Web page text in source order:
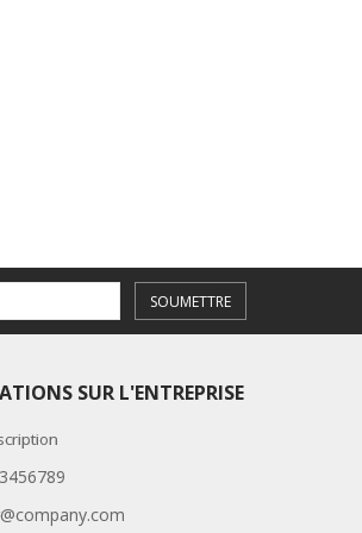
SOUMETTRE
SUR L'ENTREPRISE